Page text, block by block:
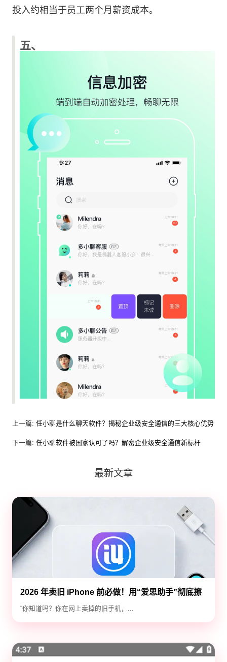
投入约相当于员工两个月薪资成本。
五、
上一篇: 任小聊是什么聊天软件？揭秘企业级安全通信的三大核心优势
下一篇: 任小聊软件被国家认可了吗？解密企业级安全通信新标杆
最新文章
2026 年卖旧 iPhone 前必做！用“爱思助手”彻底擦
除隐私，防止数据泄露
“你知道吗？你在网上卖掉的旧手机，...